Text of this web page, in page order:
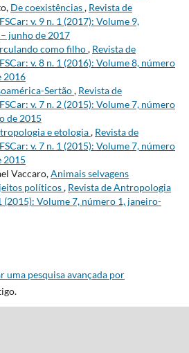
De coexistências, Revista de
v. 9 n. 1 (2017): Volume 9,
junho de 2017
como filho, Revista de
v. 8 n. 1 (2016): Volume 8, número
2016
Sertão, Revista de
v. 7 n. 2 (2015): Volume 7, número
de 2015
e etologia, Revista de
v. 7 n. 1 (2015): Volume 7, número
2015
Vaccaro,Animais selvagens
políticos, Revista de Antropologia
(2015): Volume 7, número 1, janeiro-
uma pesquisa avançada por